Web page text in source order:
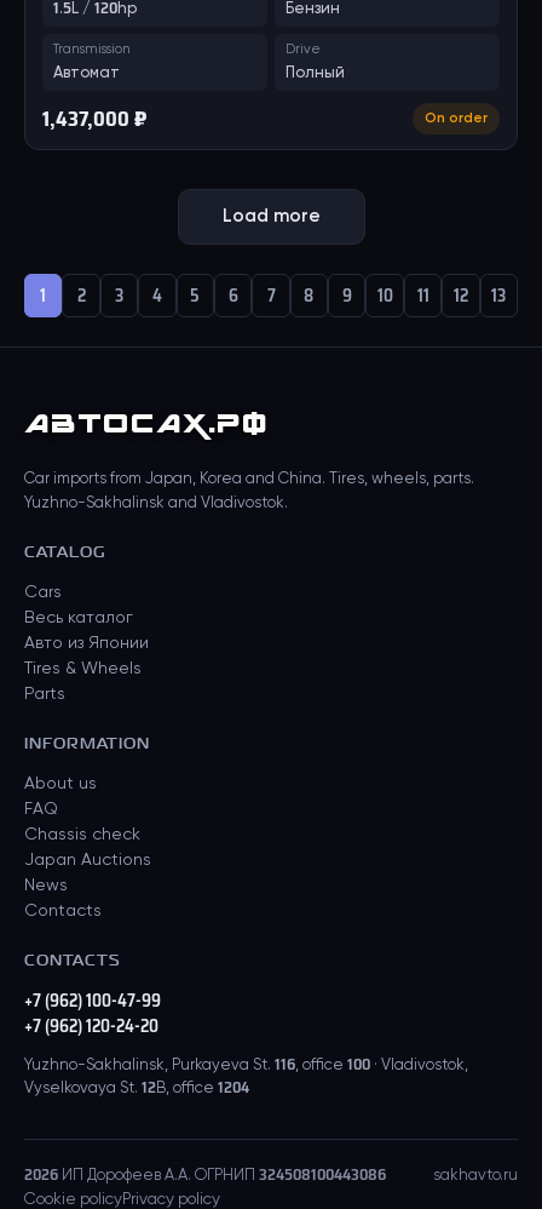
1.5L / 120hp Бензин
Transmission
Автомат
Drive
Полный
1,437,000 ₽ On order
Load more
1 2 3 4 5 6 7 8 9 10 11 12 13
АВТОСАХ.РФ
Car imports from Japan, Korea and China. Tires, wheels, parts.
Yuzhno-Sakhalinsk and Vladivostok.
CATALOG
Cars
Весь каталог
Авто из Японии
Tires & Wheels
Parts
INFORMATION
About us
FAQ
Chassis check
Japan Auctions
News
Contacts
CONTACTS
+7 (962) 100-47-99
+7 (962) 120-24-20
Yuzhno-Sakhalinsk, Purkayeva St. 116, office 100 · Vladivostok,
Vyselkovaya St. 12B, office 1204
2026 ИП Дорофеев А.А. ОГРНИП 324508100443086 sakhavto.ru
Cookie policyPrivacy policy